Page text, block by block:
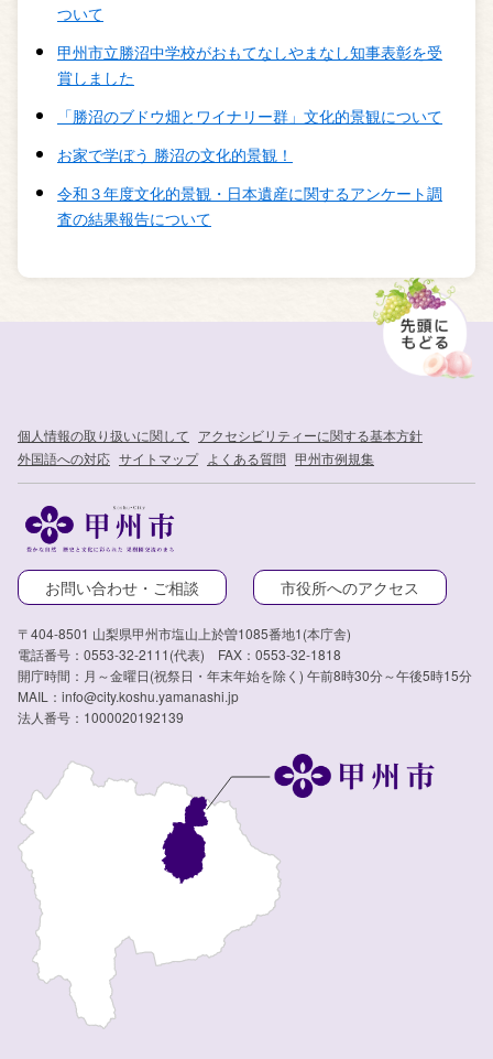
ついて
甲州市立勝沼中学校がおもてなしやまなし知事表彰を受
賞しました
「勝沼のブドウ畑とワイナリー群」文化的景観について
お家で学ぼう 勝沼の文化的景観！
令和３年度文化的景観・日本遺産に関するアンケート調
査の結果報告について
個人情報の取り扱いに関して アクセシビリティーに関する基本方針
外国語への対応 サイトマップ よくある質問 甲州市例規集
お問い合わせ・ご相談 市役所へのアクセス
〒404-8501 山梨県甲州市塩山上於曽1085番地1(本庁舎)
電話番号：0553-32-2111(代表) FAX：0553-32-1818
開庁時間：月～金曜日(祝祭日・年末年始を除く) 午前8時30分～午後5時15分
MAIL：info@city.koshu.yamanashi.jp
法人番号：1000020192139